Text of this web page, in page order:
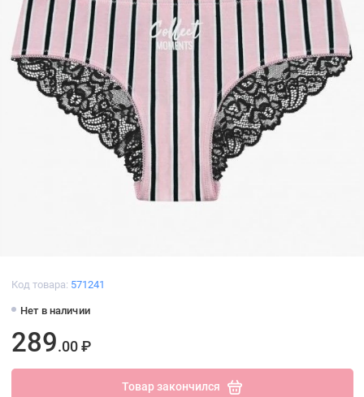
Код товара: 571241
Нет в наличии
289.00 ₽
Товар закончился